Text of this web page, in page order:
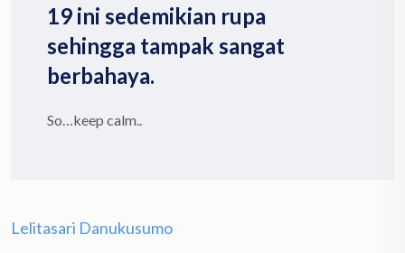
19 ini sedemikian rupa
sehingga tampak sangat
berbahaya.
So…keep calm..
Lelitasari Danukusumo